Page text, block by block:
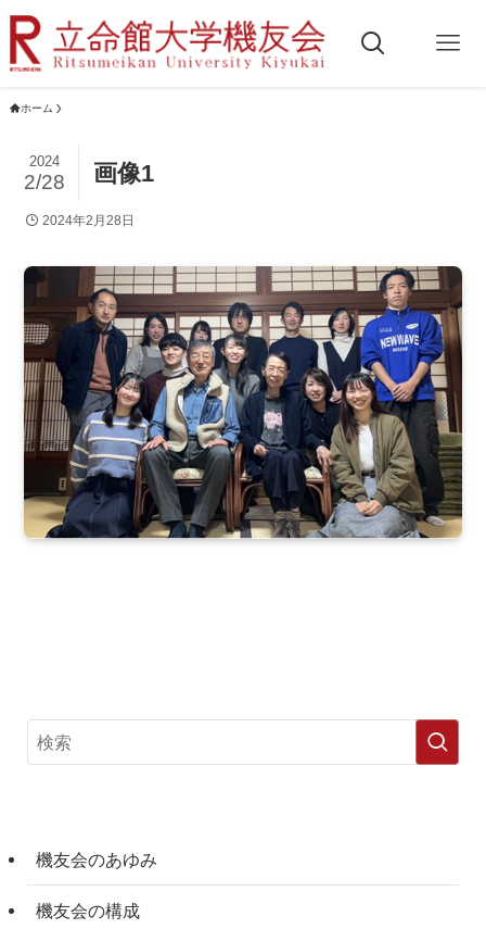
ホーム
画像1
2024
2/28
2024年2月28日
機友会のあゆみ
機友会の構成